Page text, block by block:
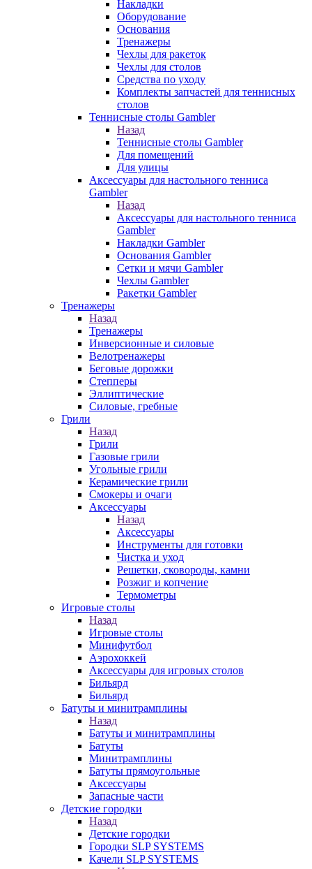
Накладки
Оборудование
Основания
Тренажеры
Чехлы для ракеток
Чехлы для столов
Средства по уходу
Комплекты запчастей для теннисных
столов
Теннисные столы Gambler
Назад
Теннисные столы Gambler
Для помещений
Для улицы
Аксессуары для настольного тенниса
Gambler
Назад
Аксессуары для настольного тенниса
Gambler
Накладки Gambler
Основания Gambler
Сетки и мячи Gambler
Чехлы Gambler
Ракетки Gambler
Тренажеры
Назад
Тренажеры
Инверсионные и силовые
Велотренажеры
Беговые дорожки
Степперы
Эллиптические
Силовые, гребные
Грили
Назад
Грили
Газовые грили
Угольные грили
Керамические грили
Смокеры и очаги
Аксессуары
Назад
Аксессуары
Инструменты для готовки
Чистка и уход
Решетки, сковороды, камни
Розжиг и копчение
Термометры
Игровые столы
Назад
Игровые столы
Минифутбол
Аэрохоккей
Аксессуары для игровых столов
Бильяpд
Бильяpд
Батуты и минитрамплины
Назад
Батуты и минитрамплины
Батуты
Минитрамплины
Батуты прямоугольные
Аксессуары
Запасные части
Детские городки
Назад
Детские городки
Городки SLP SYSTEMS
Качели SLP SYSTEMS